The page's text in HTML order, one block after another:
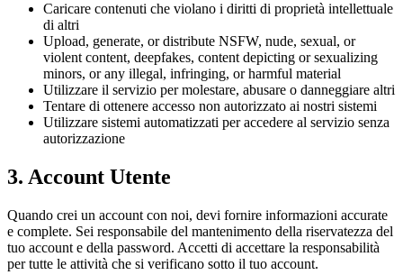
Caricare contenuti che violano i diritti di proprietà intellettuale
di altri
Upload, generate, or distribute NSFW, nude, sexual, or
violent content, deepfakes, content depicting or sexualizing
minors, or any illegal, infringing, or harmful material
Utilizzare il servizio per molestare, abusare o danneggiare altri
Tentare di ottenere accesso non autorizzato ai nostri sistemi
Utilizzare sistemi automatizzati per accedere al servizio senza
autorizzazione
3. Account Utente
Quando crei un account con noi, devi fornire informazioni accurate
e complete. Sei responsabile del mantenimento della riservatezza del
tuo account e della password. Accetti di accettare la responsabilità
per tutte le attività che si verificano sotto il tuo account.